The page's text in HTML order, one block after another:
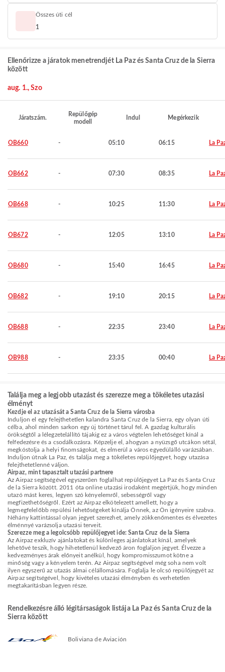
Összes úti cél
1
Ellenőrizze a járatok menetrendjét La Paz és Santa Cruz de la Sierra
között
aug. 1., Szo
Járatszám.
Repülőgép
modell
Indul Megérkezik
OB660 - 05:10 06:15 La
OB662 - 07:30 08:35 La
OB668 - 10:25 11:30 La
OB672 - 12:05 13:10 La
OB680 - 15:40 16:45 La
OB682 - 19:10 20:15 La
OB688 - 22:35 23:40 La
OB988 - 23:35 00:40 La
Találja meg a legjobb utazást és szerezze meg a tökéletes utazási
élményt
Kezdje el az utazását a Santa Cruz de la Sierra városba
Induljon el egy felejthetetlen kalandra Santa Cruz de la Sierra, egy olyan úti
célba, ahol minden sarkon egy új történet tárul fel. A gazdag kulturális
örökségtől a lélegzetelállító tájakig ez a város végtelen lehetőséget kínál a
felfedezésre és a csodálkozásra. Képzelje el, ahogyan a nyüzsgő utcákon sétál,
megkóstolja a helyi finomságokat, és elmerül a város egyedülálló varázsában.
Induljon útnak La Paz, és találja meg a tökéletes repülőjegyet, hogy utazása
felejthetetlenné váljon.
Airpaz, mint tapasztalt utazási partnere
Az Airpaz segítségével egyszerűen foglalhat repülőjegyet La Paz és Santa Cruz
de la Sierra között. 2011 óta online utazási irodaként megértjük, hogy minden
utazó mást keres, legyen szó kényelemről, sebességről vagy
megfizethetőségről. Ezért az Airpaz elkötelezett amellett, hogy a
legmegfelelőbb repülési lehetőségeket kínálja Önnek, az Ön igényeire szabva.
Néhány kattintással olyan jegyet szerezhet, amely zökkenőmentes és élvezetes
élménnyé varázsolja utazási terveit.
Szerezze meg a legolcsóbb repülőjegyet ide: Santa Cruz de la Sierra
Az Airpaz exkluzív ajánlatokat és különleges ajánlatokat kínál, amelyek
lehetővé teszik, hogy hihetetlenül kedvező áron foglaljon jegyet. Élvezze a
kedvezményes árak előnyeit anélkül, hogy kompromisszumot kötne a
minőség vagy a kényelem terén. Az Airpaz segítségével még soha nem volt
ilyen egyszerű az utazás álmai célállomására. Foglalja le olcsó repülőjegyét az
Airpaz segítségével, hogy kivételes utazási élményben és verhetetlen
megtakarításban legyen része.
Rendelkezésre álló légitársaságok listája La Paz és Santa Cruz de la
Sierra között
Boliviana de Aviación